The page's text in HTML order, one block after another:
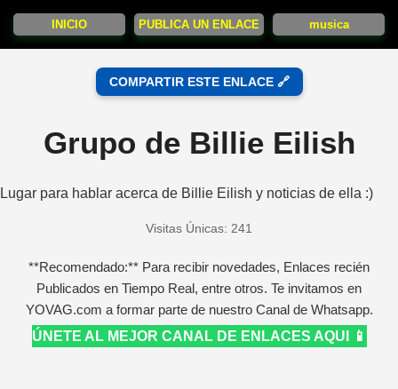
INICIO PUBLICA UN ENLACE musica
COMPARTIR ESTE ENLACE 🔗
Grupo de Billie Eilish
Lugar para hablar acerca de Billie Eilish y noticias de ella :)
Visitas Únicas: 241
**Recomendado:** Para recibir novedades, Enlaces recién
Publicados en Tiempo Real, entre otros. Te invitamos en
YOVAG.com a formar parte de nuestro Canal de Whatsapp.
ÚNETE AL MEJOR CANAL DE ENLACES AQUI 📱